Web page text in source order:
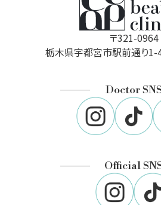
〒321-0964
栃木県宇都宮市駅前通り1-
Doctor SNS
Official